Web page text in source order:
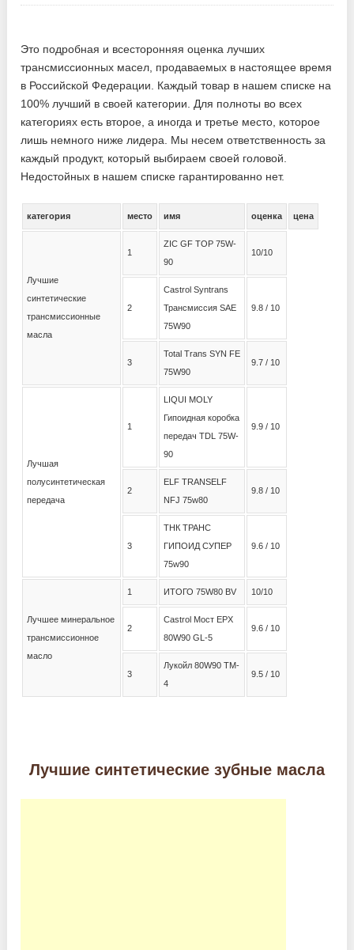
Это подробная и всесторонняя оценка лучших
трансмиссионных масел, продаваемых в настоящее время
в Российской Федерации. Каждый товар в нашем списке на
100% лучший в своей категории. Для полноты во всех
категориях есть второе, а иногда и третье место, которое
лишь немного ниже лидера. Мы несем ответственность за
каждый продукт, который выбираем своей головой.
Недостойных в нашем списке гарантированно нет.
категория место имя оценка цена
Лучшие
синтетические
трансмиссионные
масла
1
ZIC GF TOP 75W-
90
10/10
2
Castrol Syntrans
Трансмиссия SAE
75W90
9.8 / 10
3
Total Trans SYN FE
75W90
9.7 / 10
Лучшая
полусинтетическая
передача
1
LIQUI MOLY
Гипоидная коробка
передач TDL 75W-
90
9.9 / 10
2
ELF TRANSELF
NFJ 75w80
9.8 / 10
3
ТНК ТРАНС
ГИПОИД СУПЕР
75w90
9.6 / 10
Лучшее минеральное
трансмиссионное
масло
1 ИТОГО 75W80 BV 10/10
2
Castrol Мост EPX
80W90 GL-5
9.6 / 10
3
Лукойл 80W90 TM-
4
9.5 / 10
Лучшие синтетические зубные масла